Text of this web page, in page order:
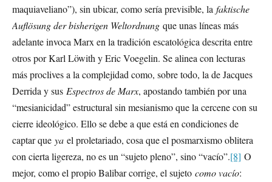
maquiaveliano”), sin ubicar, como sería previsible, la faktische
Auflösung der bisherigen Weltordnung que unas líneas más
adelante invoca Marx en la tradición escatológica descrita entre
otros por Karl Löwith y Eric Voegelin. Se alinea con lecturas
más proclives a la complejidad como, sobre todo, la de Jacques
Derrida y sus Espectros de Marx, apostando también por una
“mesianicidad” estructural sin mesianismo que la cercene con su
cierre ideológico. Ello se debe a que está en condiciones de
captar que ya el proletariado, cosa que el posmarxismo oblitera
con cierta ligereza, no es un “sujeto pleno”, sino “vacío”.[8] O
mejor, como el propio Balibar corrige, el sujeto como vacío: